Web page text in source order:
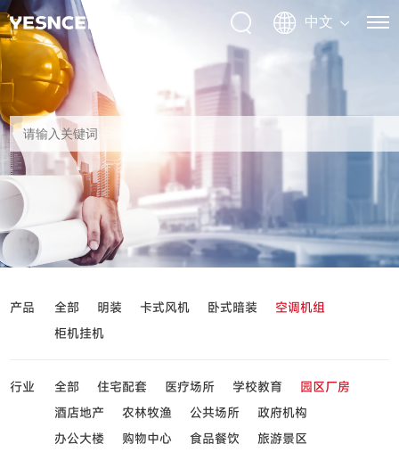
产品 全部 明装 卡式风机 卧式暗装
空调机组
柜机挂机
行业 全部 住宅配套 医疗场所 学校教育
园区厂房
酒店地产
农林牧渔 公共场所
政府机构
办公大楼
购物中心 食品餐饮 旅游景区